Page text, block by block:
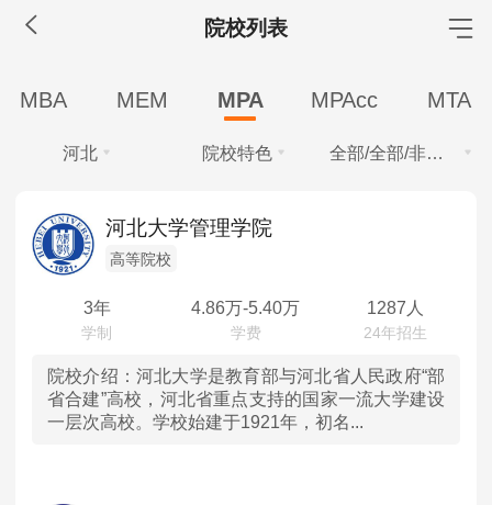
院校列表
招生政策
考试真题
招生简章
MEM工程管理
院校库 考试报名
考试真题
招生简章
院校库 考试报名 招生政策 学制学费
报名流程
MBA MEM MPA MPAcc MTA
河北
北京
河北
院校特色
高等院校
全部/全部/非全日制
全部
全部
学习方式
全部 全日制 非全日制
河北大学管理学院
高等院校
3年 4.86万-5.40万 1287人
院校介绍： 河北大学是教育部与河北省人民政府“部
省合建”高校，河北省重点支持的国家一流大学建设
一层次高校。学校始建于1921年，初名...